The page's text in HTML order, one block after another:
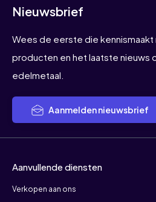
Nieuwsbrief
Wees de eerste die
producten en het laatste nieuws
edelmetaal.
Aanmelden nieuwsbrief
Aanvullende diensten
Verkopen aan ons